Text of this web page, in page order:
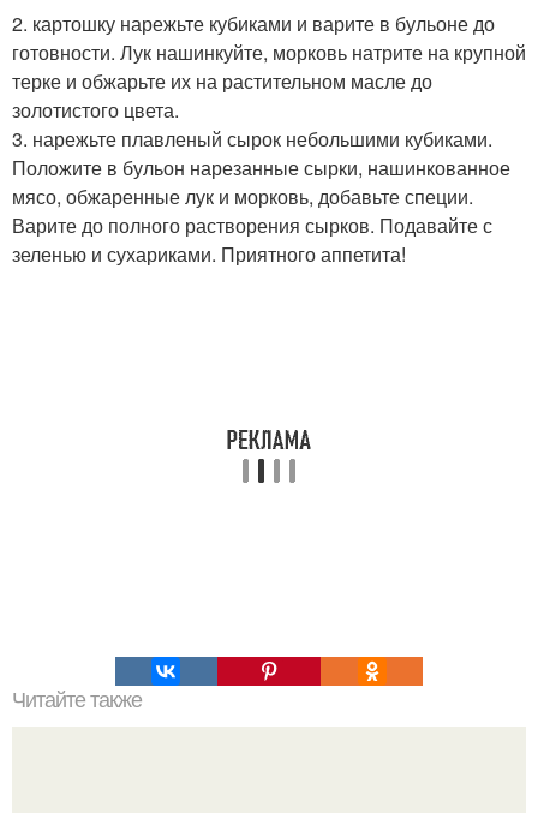
2. картошку нарежьте кубиками и варите в бульоне до
готовности. Лук нашинкуйте, морковь натрите на крупной
терке и обжарьте их на растительном масле до
золотистого цвета.
3. нарежьте плавленый сырок небольшими кубиками.
Положите в бульон нарезанные сырки, нашинкованное
мясо, обжаренные лук и морковь, добавьте специи.
Варите до полного растворения сырков. Подавайте с
зеленью и сухариками. Приятного аппетита!
Читайте также